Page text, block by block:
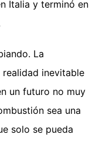
Italia y terminó en
La
inevitable
un futuro no muy
sea una
solo se pueda